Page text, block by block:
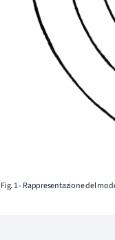
Fig. 1 - Rappresentazione del